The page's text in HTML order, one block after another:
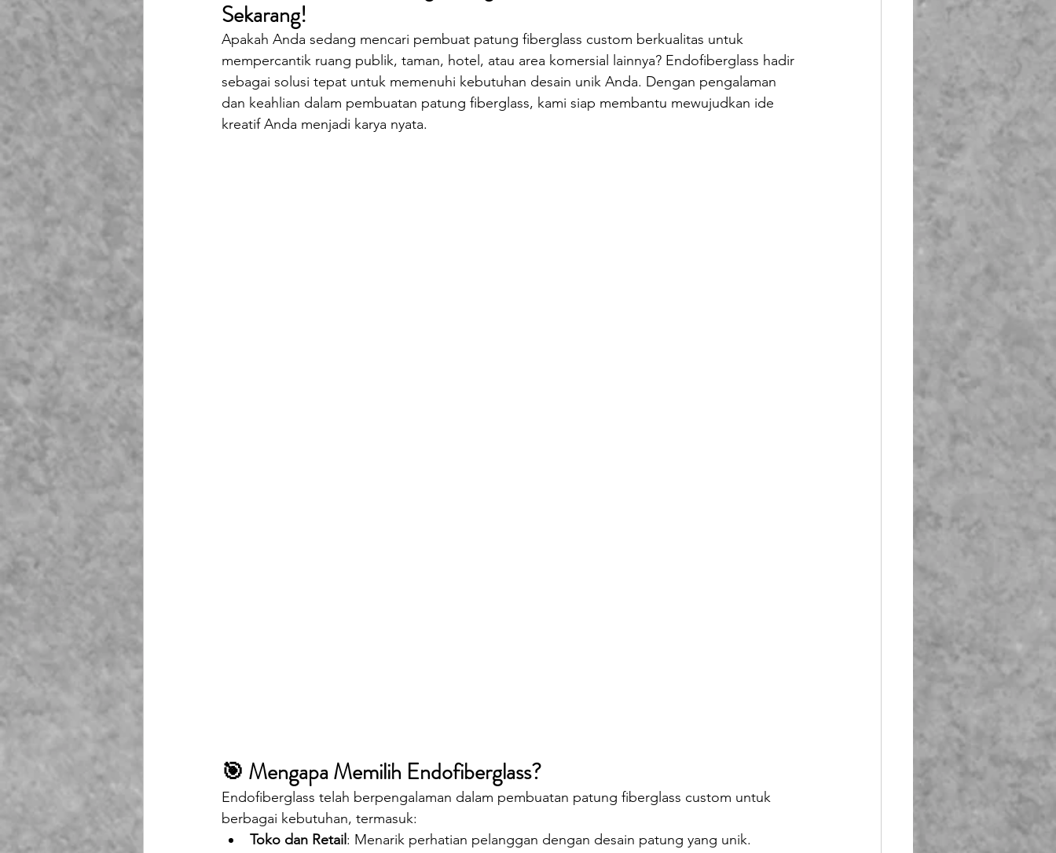
Playground Fiberglass
Life Jacket Box Storage Fiberglass Tangki Panel Fiberglass Talang Air Fiberglass
Sekarang!
Apakah Anda sedang mencari pembuat patung fiberglass custom berkualitas untuk
mempercantik ruang publik, taman, hotel, atau area komersial lainnya? Endofiberglass hadir
sebagai solusi tepat untuk memenuhi kebutuhan desain unik Anda. Dengan pengalaman
dan keahlian dalam pembuatan patung fiberglass, kami siap membantu mewujudkan ide
kreatif Anda menjadi karya nyata.
🎯 Mengapa Memilih Endofiberglass?
Endofiberglass telah berpengalaman dalam pembuatan patung fiberglass custom untuk
berbagai kebutuhan, termasuk:
Toko dan Retail : Menarik perhatian pelanggan dengan desain patung yang unik.